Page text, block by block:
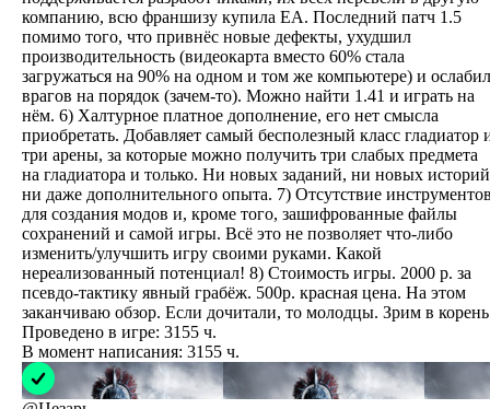
компанию, всю франшизу купила EA. Последний патч 1.5
помимо того, что привнёс новые дефекты, ухудшил
производительность (видеокарта вместо 60% стала
загружаться на 90% на одном и том же компьютере) и ослабил
врагов на порядок (зачем-то). Можно найти 1.41 и играть на
нём. 6) Халтурное платное дополнение, его нет смысла
приобретать. Добавляет самый бесполезный класс гладиатор
три арены, за которые можно получить три слабых предмета
на гладиатора и только. Ни новых заданий, ни новых
ни даже дополнительного опыта. 7) Отсутствие
для создания модов и, кроме того, зашифрованные файлы
сохранений и самой игры. Всё это не позволяет что-либо
изменить/улучшить игру своими руками. Какой
нереализованный потенциал! 8) Стоимость игры. 2000 р. за
псевдо-тактику явный грабёж. 500р. красная цена. На этом
заканчиваю обзор. Если дочитали, то молодцы. Зрим в
Проведено в игре: 3155 ч.
В момент написания: 3155 ч.